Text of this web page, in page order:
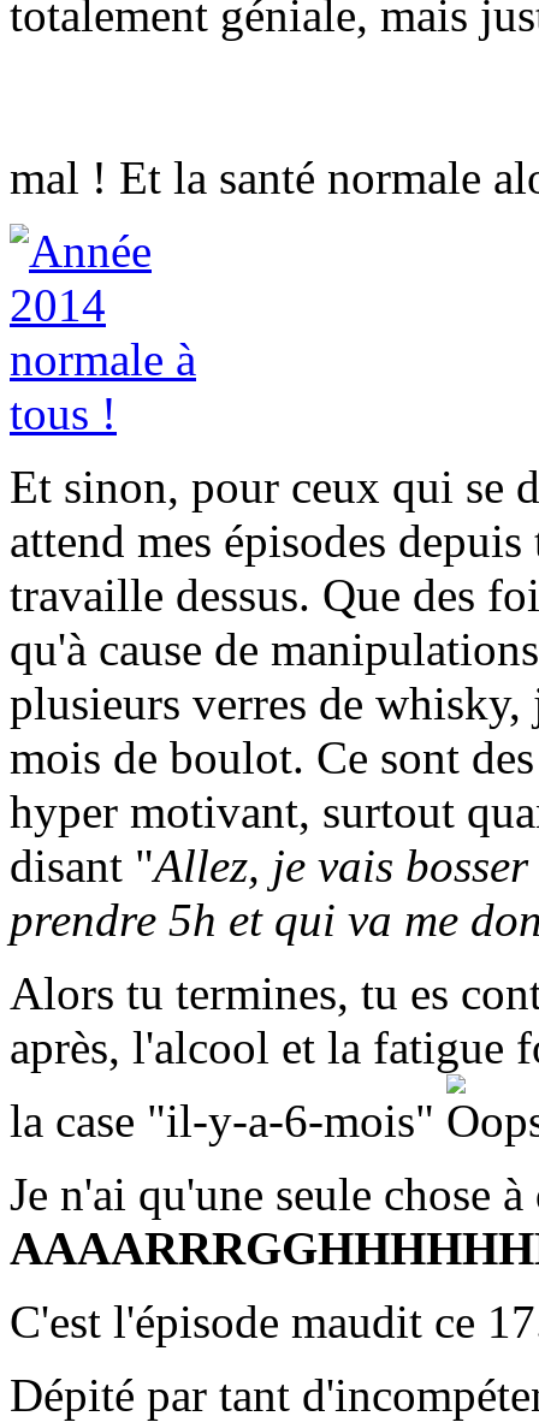
totalement géniale, mais
mal ! Et la santé normale
Et sinon, pour ceux qui se
attend mes épisodes
travaille dessus. Que des
qu'à cause de
plusieurs verres de
mois de boulot. Ce sont
hyper motivant, surtout
disant "Allez, je vais
prendre 5h et qui va me
Alors tu termines, tu es
après, l'alcool et la fatigue
la case "il-y-a-6-mois"
Je n'ai qu'une seule chose
C'est l'épisode maudit ce
Dépité par tant